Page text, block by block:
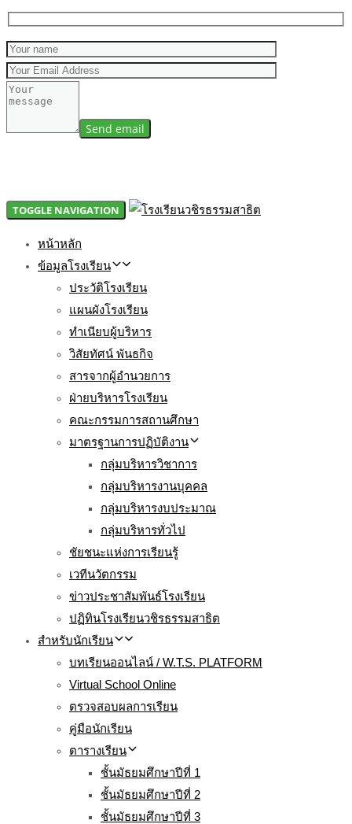
TOGGLE NAVIGATION
หน้าหลัก
ข้อมูลโรงเรียน
ประวัติโรงเรียน
แผนผังโรงเรียน
ทำเนียบผู้บริหาร
วิสัยทัศน์ พันธกิจ
สารจากผู้อำนวยการ
ฝ่ายบริหารโรงเรียน
คณะกรรมการสถานศึกษา
มาตรฐานการปฏิบัติงาน
กลุ่มบริหารวิชาการ
กลุ่มบริหารงานบุคคล
กลุ่มบริหารงบประมาณ
กลุ่มบริหารทั่วไป
ชัยชนะแห่งการเรียนรู้
เวทีนวัตกรรม
ข่าวประชาสัมพันธ์โรงเรียน
ปฏิทินโรงเรียนวชิรธรรมสาธิต
สำหรับนักเรียน
บทเรียนออนไลน์ / W.T.S. PLATFORM
Virtual School Online
ตรวจสอบผลการเรียน
คู่มือนักเรียน
ตารางเรียน
ชั้นมัธยมศึกษาปีที่ 1
ชั้นมัธยมศึกษาปีที่ 2
ชั้นมัธยมศึกษาปีที่ 3